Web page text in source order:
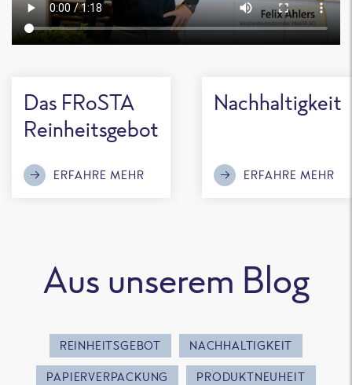
Das FRoSTA
Reinheitsgebot
ERFAHRE MEHR
Nachhaltigkeit
ERFAHRE MEHR
Aus unserem Blog
REINHEITSGEBOT NACHHALTIGKEIT
PAPIERVERPACKUNG PRODUKTNEUHEIT